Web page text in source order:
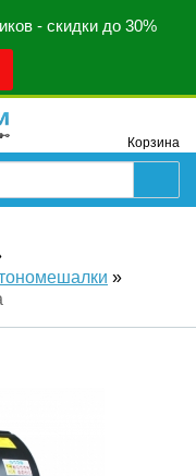
- скидки до 30%
Корзина
»